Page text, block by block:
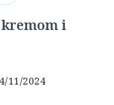
i
11/2024